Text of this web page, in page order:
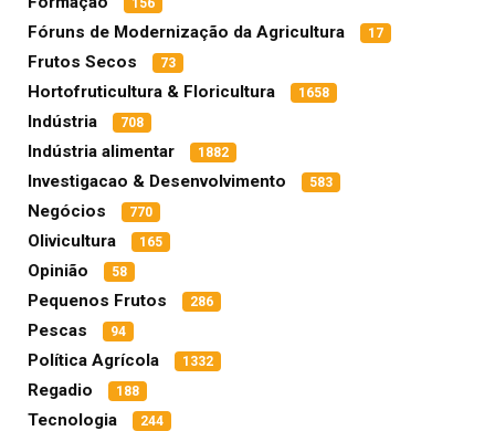
Fóruns de Modernização da Agricultura 17
Frutos Secos 73
Hortofruticultura & Floricultura 1658
Indústria 708
Indústria alimentar 1882
Investigacao & Desenvolvimento 583
Negócios 770
Olivicultura 165
Opinião 58
Pequenos Frutos 286
Pescas 94
Política Agrícola 1332
Regadio 188
Tecnologia 244